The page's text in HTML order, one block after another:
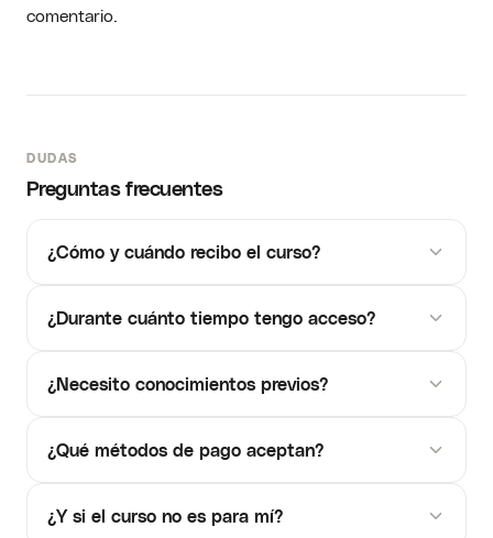
comentario.
DUDAS
Preguntas frecuentes
¿Cómo y cuándo recibo el curso?
¿Durante cuánto tiempo tengo acceso?
¿Necesito conocimientos previos?
¿Qué métodos de pago aceptan?
¿Y si el curso no es para mí?